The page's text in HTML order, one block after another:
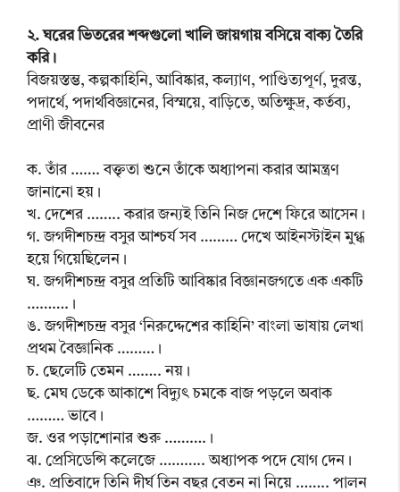
২. ঘরের ভিতরের শব্দগুলো খালি জায়গায় বসিয়ে বাক্য তৈরি
করি।
বিজয়স্তম্ভ, কল্পকাহিনি, আবিষ্কার, কল্যাণ, পাণ্ডিত্যপূর্ণ, দুরন্ত,
পদার্থে, পদার্থবিজ্ঞানের, বিস্ময়ে, বাড়িতে, অতিক্ষুদ্র, কর্তব্য,
প্রাণী জীবনের
ক. তাঁর ……. বক্তৃতা শুনে তাঁকে অধ্যাপনা করার আমন্ত্রণ
জানানো হয়।
খ. দেশের …….. করার জন্যই তিনি নিজ দেশে ফিরে আসেন।
গ. জগদীশচন্দ্র বসুর আশ্চর্য সব ……… দেখে আইনস্টাইন মুগ্ধ
হয়ে গিয়েছিলেন।
ঘ. জগদীশচন্দ্র বসুর প্রতিটি আবিষ্কার বিজ্ঞানজগতে এক একটি
……….।
ঙ. জগদীশচন্দ্র বসুর ‘নিরুদ্দেশের কাহিনি’ বাংলা ভাষায় লেখা
প্রথম বৈজ্ঞানিক ………।
চ. ছেলেটি তেমন …….. নয়।
ছ. মেঘ ডেকে আকাশে বিদ্যুৎ চমকে বাজ পড়লে অবাক
……… ভাবে।
জ. ওর পড়াশোনার শুরু ……….।
ঝ. প্রেসিডেন্সি কলেজে ……….. অধ্যাপক পদে যোগ দেন।
ঞ. প্রতিবাদে তিনি দীর্ঘ তিন বছর বেতন না নিয়ে …….. পালন